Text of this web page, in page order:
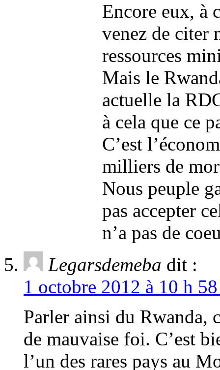
Encore eux, à
venez de citer
ressources
Mais le
actuelle la
à cela que ce
C’est
milliers de
Nous peuple
pas accepter
n’a pas de
Legarsdemeba dit :
1 octobre 2012 à 10 h
Parler ainsi du Rwanda,
de mauvaise foi. C’est
l’un des rares pays au